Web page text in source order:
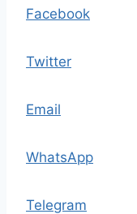
Facebook
Twitter
Email
WhatsApp
Telegram